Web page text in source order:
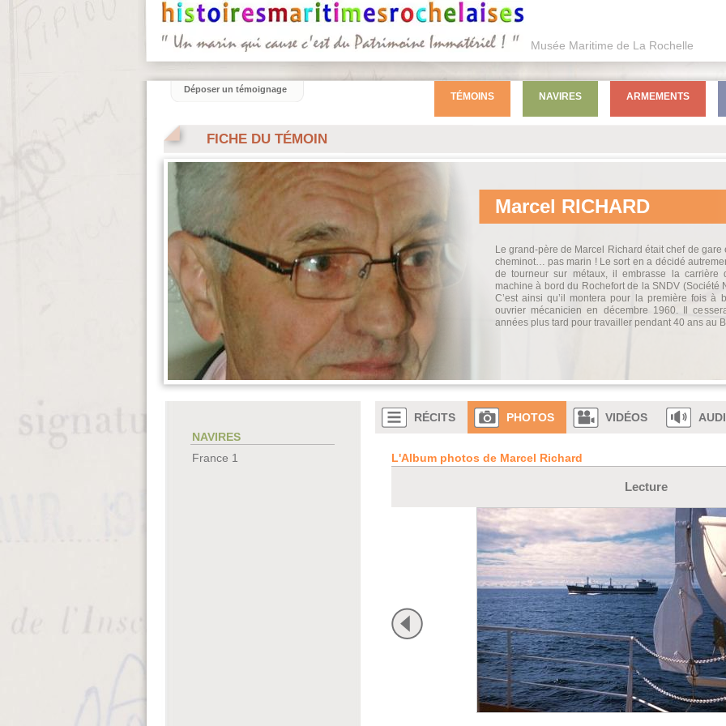
Musée Maritime de La Rochelle
FICHE DU TÉMOIN
Marcel RICHARD
Le grand-père de Marcel Richard était chef de gare
cheminot… pas marin ! Le sort en a décidé
de tourneur sur métaux, il embrasse la carrière
machine à bord du Rochefort de la SNDV (Société
C’est ainsi qu’il montera pour la première fois à
ouvrier mécanicien en décembre 1960. Il
années plus tard pour travailler pendant 40 ans au
NAVIRES
France 1
RÉCITS PHOTOS VIDÉOS
L'Album photos de Marcel Richard
Lecture
TÉMOINS NAVIRES ARMEMENTS
Déposer un témoignage